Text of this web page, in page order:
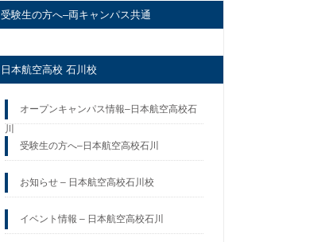
受験生の方へ–両キャンパス共通
日本航空高校 石川校
オープンキャンパス情報–日本航空高校石
川
受験生の方へ–日本航空高校石川
お知らせ – 日本航空高校石川校
イベント情報 – 日本航空高校石川